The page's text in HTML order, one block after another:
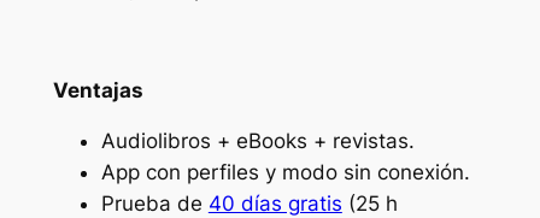
Ventajas
Audiolibros + eBooks + revistas.
App con perfiles y modo sin conexión.
Prueba de 40 días gratis (25 h